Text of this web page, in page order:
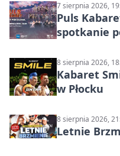
7 sierpnia 2026,
Puls
spotkanie
8 sierpnia 2026,
Kabaret
w Płocku
8 sierpnia 2026,
Letnie